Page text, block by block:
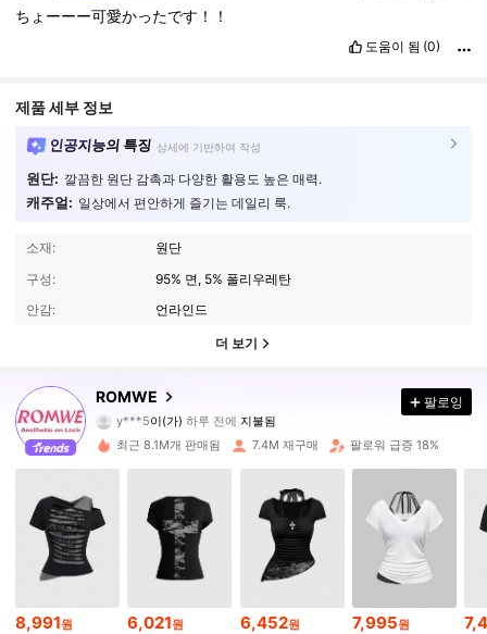
ちょーーー可愛かったです！！
도움이 됨 (0)
제품 세부 정보
인공지능의 특징 상세에 기반하여 작성
원단: 깔끔한 원단 감촉과 다양한 활용도 높은 매력.
캐주얼: 일상에서 편안하게 즐기는 데일리 룩.
소재:
원단
구성:
95% 면, 5% 폴리우레탄
안감:
언라인드
더 보기
ROMWE
4.91
4.2M 팔로워
y***5이(가)하루 전에 지불됨
4.91
4.2M 팔로워
팔로잉
최근 8.1M개 판매됨 7.4M 재구매 팔로워 급증 18%
8,991원 6,021원 6,452원 7,995원